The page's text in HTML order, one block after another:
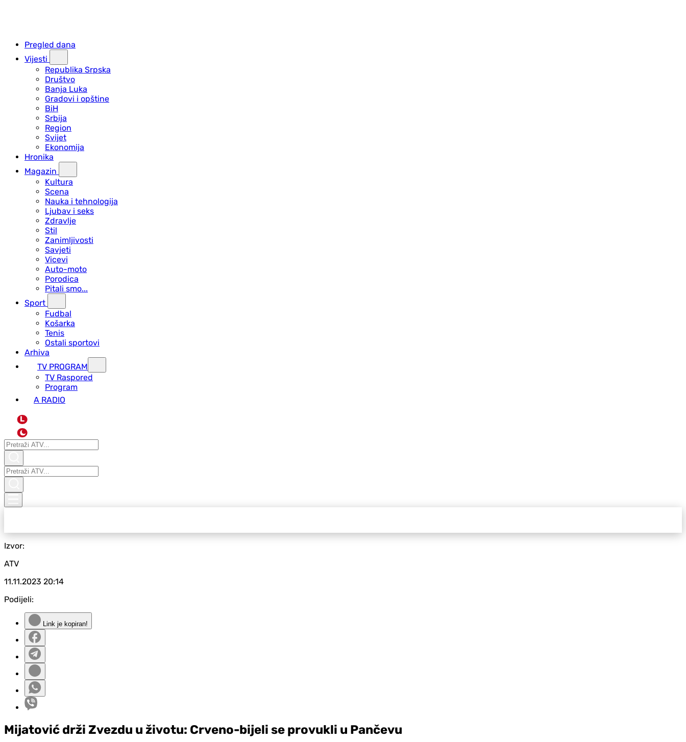
Pregled dana
Vijesti
Republika Srpska
Društvo
Banja Luka
Gradovi i opštine
BiH
Srbija
Region
Svijet
Ekonomija
Hronika
Magazin
Kultura
Scena
Nauka i tehnologija
Ljubav i seks
Zdravlje
Stil
Zanimljivosti
Savjeti
Vicevi
Auto-moto
Porodica
Pitali smo...
Sport
Fudbal
Košarka
Tenis
Ostali sportovi
Arhiva
TV PROGRAM
ТV Raspored
Program
A RADIO
L
Izvor:
ATV
11.11.2023 20:14
Podijeli:
Link je kopiran!
Mijatović drži Zvezdu u životu: Crveno-bijeli se provukli u Pančevu